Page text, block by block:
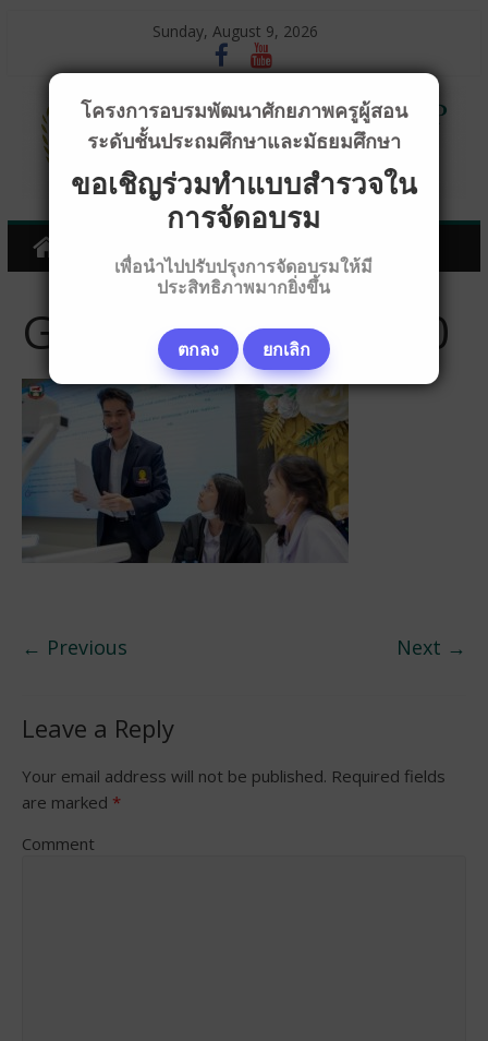
Sunday, August 9, 2026
GG_G9889_640x360
← Previous Next →
Leave a Reply
Your email address will not be published. Required fields
are marked *
Comment
โครงการอบรมพัฒนาศักยภาพครูผู้สอน
ระดับชั้นประถมศึกษาและมัธยมศึกษา
ขอเชิญร่วมทำแบบสำรวจใน
การจัดอบรม
เพื่อนำไปปรับปรุงการจัดอบรมให้มี
ประสิทธิภาพมากยิ่งขึ้น
ตกลง ยกเลิก